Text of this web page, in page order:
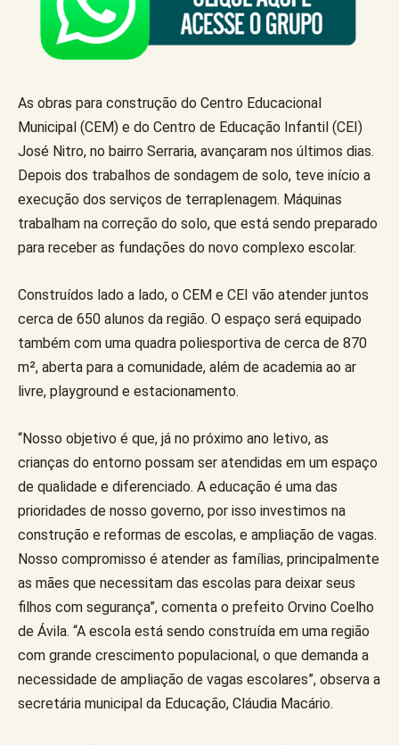
As obras para construção do Centro Educacional
Municipal (CEM) e do Centro de Educação Infantil (CEI)
José Nitro, no bairro Serraria, avançaram nos últimos dias.
Depois dos trabalhos de sondagem de solo, teve início a
execução dos serviços de terraplenagem. Máquinas
trabalham na correção do solo, que está sendo preparado
para receber as fundações do novo complexo escolar.
Construídos lado a lado, o CEM e CEI vão atender juntos
cerca de 650 alunos da região. O espaço será equipado
também com uma quadra poliesportiva de cerca de 870
m², aberta para a comunidade, além de academia ao ar
livre, playground e estacionamento.
“Nosso objetivo é que, já no próximo ano letivo, as
crianças do entorno possam ser atendidas em um espaço
de qualidade e diferenciado. A educação é uma das
prioridades de nosso governo, por isso investimos na
construção e reformas de escolas, e ampliação de vagas.
Nosso compromisso é atender as famílias, principalmente
as mães que necessitam das escolas para deixar seus
filhos com segurança”, comenta o prefeito Orvino Coelho
de Ávila. “A escola está sendo construída em uma região
com grande crescimento populacional, o que demanda a
necessidade de ampliação de vagas escolares”, observa a
secretária municipal da Educação, Cláudia Macário.